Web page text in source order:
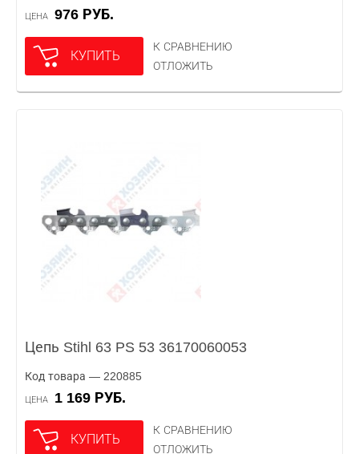
ЦЕНА 976 РУБ.
КУПИТЬ
К СРАВНЕНИЮ
ОТЛОЖИТЬ
Цепь Stihl 63 PS 53 36170060053
Код товара — 220885
ЦЕНА 1 169 РУБ.
КУПИТЬ
К СРАВНЕНИЮ
ОТЛОЖИТЬ